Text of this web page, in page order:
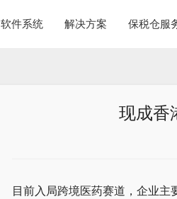
软件系统 解决方案 保税仓服
现成香
目前入局跨境医药赛道，企业